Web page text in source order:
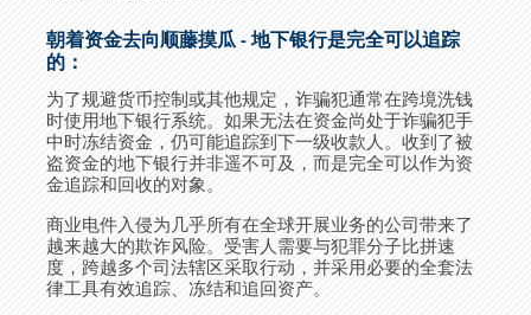
朝着资金去向顺藤摸瓜 - 地下银行是完全可以追踪
的：
为了规避货币控制或其他规定，诈骗犯通常在跨境洗钱
时使用地下银行系统。如果无法在资金尚处于诈骗犯手
中时冻结资金，仍可能追踪到下一级收款人。收到了被
盗资金的地下银行并非遥不可及，而是完全可以作为资
金追踪和回收的对象。
商业电件入侵为几乎所有在全球开展业务的公司带来了
越来越大的欺诈风险。受害人需要与犯罪分子比拼速
度，跨越多个司法辖区采取行动，并采用必要的全套法
律工具有效追踪、冻结和追回资产。